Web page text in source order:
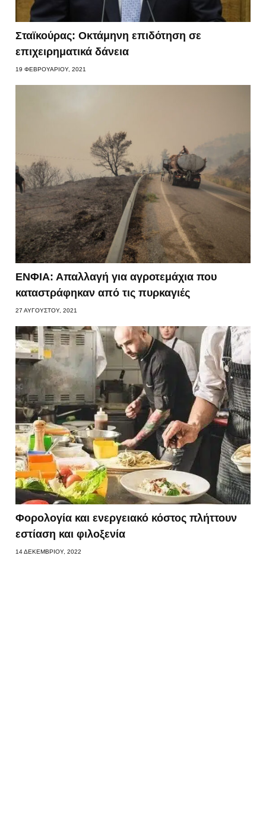
Σταϊκούρας: Οκτάμηνη επιδότηση σε
επιχειρηματικά δάνεια
19 ΦΕΒΡΟΥΑΡΊΟΥ, 2021
ΕΝΦΙΑ: Απαλλαγή για αγροτεμάχια που
καταστράφηκαν από τις πυρκαγιές
27 ΑΥΓΟΎΣΤΟΥ, 2021
Φορολογία και ενεργειακό κόστος πλήττουν
εστίαση και φιλοξενία
14 ΔΕΚΕΜΒΡΊΟΥ, 2022